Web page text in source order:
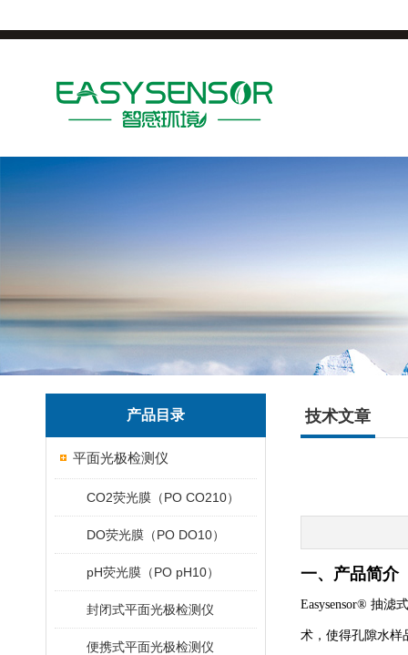
产品目录
平面光极检测仪
CO2荧光膜（PO CO210）
DO荧光膜（PO DO10）
pH荧光膜（PO pH10）
封闭式平面光极检测仪
便携式平面光极检测仪
技术文章
一、产品简介
Easysensor® 抽滤
术，使得孔隙水样